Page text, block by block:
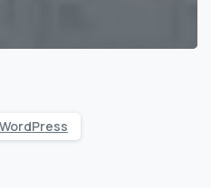
WordPress